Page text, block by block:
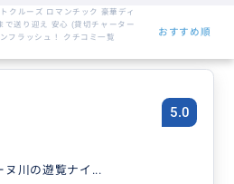
クルーズ ロマンチック 豪華ディ
で送り迎え 安心 (貸切チャーター
フラッシュ！ クチコミ一覧
おすすめ順
5.0
川の遊覧ナイ...